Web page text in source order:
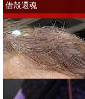
借殼還魂